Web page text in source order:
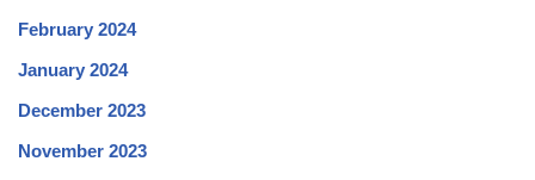
February 2024
January 2024
December 2023
November 2023